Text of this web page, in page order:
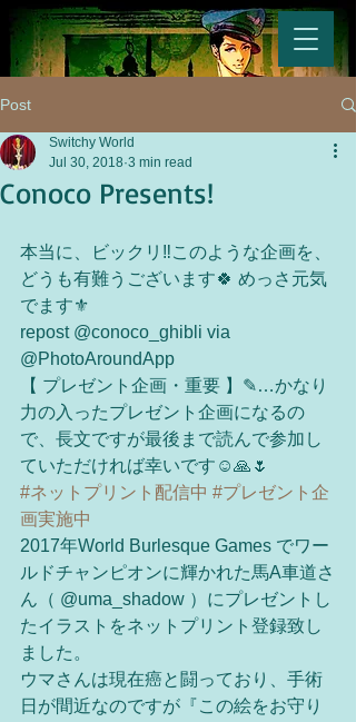
Post
Conoco Presents!
Switchy World
Jul 30, 2018 3 min read
本当に、ビックリ‼️このような企画を、
どうも有難うございます🍀 めっさ元気
でます⚜️
repost @conoco_ghibli via
@PhotoAroundApp
【 プレゼント企画・重要 】✎…かなり
力の入ったプレゼント企画になるの
で、長文ですが最後まで読んで参加し
ていただければ幸いです☺️🙏🌷
#ネットプリント配信中 #プレゼント企
画実施中
2017年World Burlesque Games でワー
ルドチャンピオンに輝かれた馬A車道さ
ん（ @uma_shadow ）にプレゼントし
たイラストをネットプリント登録致し
ました。
ウマさんは現在癌と闘っており、手術
日が間近なのですが『この絵をお守り